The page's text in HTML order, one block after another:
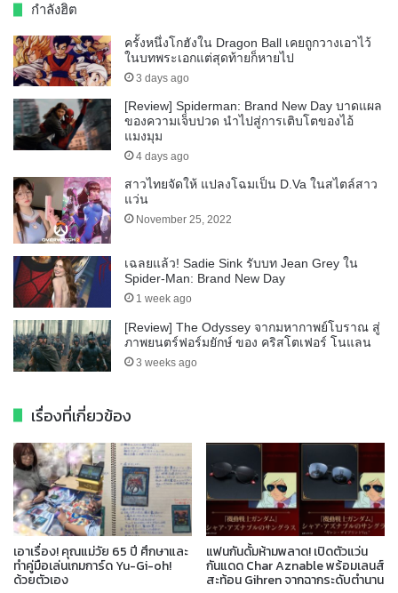
กำลังฮิต
ครั้งหนึ่งโกฮังใน Dragon Ball เคยถูกวางเอาไว้
ในบทพระเอกแต่สุดท้ายก็หายไป
3 days ago
[Review] Spiderman: Brand New Day บาดแผล
ของความเจ็บปวด นำไปสู่การเติบโตของไอ้
แมงมุม
4 days ago
สาวไทยจัดให้ แปลงโฉมเป็น D.Va ในสไตล์สาว
แว่น
November 25, 2022
เฉลยแล้ว! Sadie Sink รับบท Jean Grey ใน
Spider-Man: Brand New Day
1 week ago
[Review] The Odyssey จากมหากาพย์โบราณ สู่
ภาพยนตร์ฟอร์มยักษ์ ของ คริสโตเฟอร์ โนแลน
3 weeks ago
เรื่องที่เกี่ยวข้อง
เอาเรื่อง! คุณแม่วัย 65 ปี ศึกษาและ
ทำคู่มือเล่นเกมการ์ด Yu-Gi-oh!
ด้วยตัวเอง
แฟนกันดั้มห้ามพลาด! เปิดตัวแว่น
กันแดด Char Aznable พร้อมเลนส์
สะท้อน Gihren จากฉากระดับตำนาน